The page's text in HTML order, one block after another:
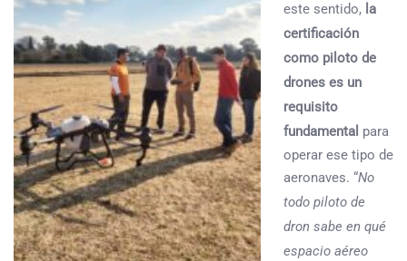
este sentido, la
certificación
como piloto de
drones es un
requisito
fundamental para
operar ese tipo de
aeronaves. “No
todo piloto de
dron sabe en qué
espacio aéreo